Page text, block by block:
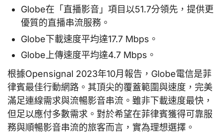
Globe在「直播影音」項目以51.7分領先，提供更
優質的直播串流服務。
Globe下載速度平均達17.7 Mbps。
Globe上傳速度平均達4.7 Mbps。
根據Opensignal 2023年10月報告，Globe電信是菲
律賓最佳行動網路。其頂尖的覆蓋範圍與速度，完美
滿足連線需求與流暢影音串流。雖非下載速度最快，
但足以應付多數需求。對於希望在菲律賓獲得可靠服
務與順暢影音串流的旅客而言，實為理想選擇。